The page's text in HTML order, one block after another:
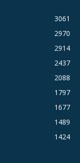
3061
2970
2914
2437
2088
1797
1677
1489
1424